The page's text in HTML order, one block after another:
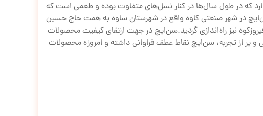
که در طول سال‌ها در کنار نسل‌های متفاوت بوده و طعمی است که
1356 آغاز شد. در این سال اولین کارخانه سن‌ایچ در شهر صنعتی کاوه واقع در شهرستان ساوه به همت حاج حسین
نیز راه‌اندازی گردید.سن‌ایچ در جهت ارتقای کیفیت محصولات
و پر از تجربه، سن‌ایچ نقاط عطف فراوانی داشته و امروزه محصولات